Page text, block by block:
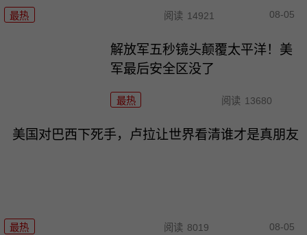
最热 阅读 14921 08-05
解放军五秒镜头颠覆太平洋！美
军最后安全区没了
最热 阅读 13680
美国对巴西下死手，卢拉让世界看清谁才是真朋友
最热 阅读 8019 08-05